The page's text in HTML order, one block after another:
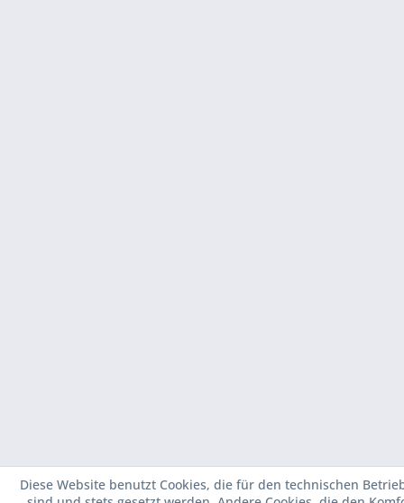
Diese Website benutzt Cookies, die für den technischen